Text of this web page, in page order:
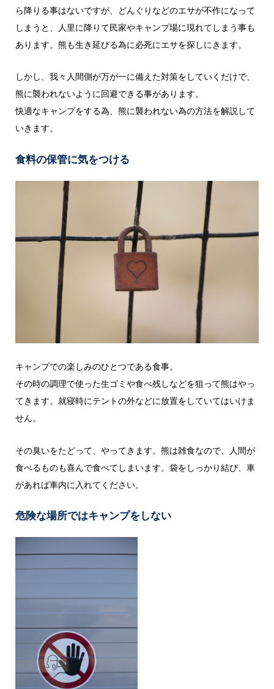
ら降りる事はないですが、どんぐりなどのエサが不作になって
しまうと、人里に降りて民家やキャンプ場に現れてしまう事も
あります。熊も生き延びる為に必死にエサを探しにきます。
しかし、我々人間側が万が一に備えた対策をしていくだけで、
熊に襲われないように回避できる事があります。
快適なキャンプをする為、熊に襲われない為の方法を解説して
いきます。
食料の保管に気をつける
キャンプでの楽しみのひとつである食事。
その時の調理で使った生ゴミや食べ残しなどを狙って熊はやっ
てきます。就寝時にテントの外などに放置をしていてはいけま
せん。
その臭いをたどって、やってきます。熊は雑食なので、人間が
食べるものも喜んで食べてしまいます。袋をしっかり結び、車
があれば車内に入れてください。
危険な場所ではキャンプをしない